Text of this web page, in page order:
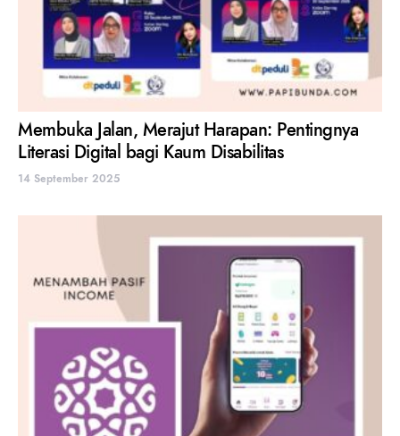
Membuka Jalan, Merajut Harapan: Pentingnya
Literasi Digital bagi Kaum Disabilitas
14 September 2025